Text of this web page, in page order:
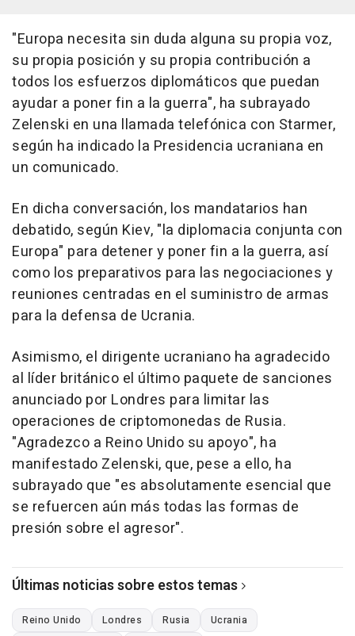
"Europa necesita sin duda alguna su propia voz,
su propia posición y su propia contribución a
todos los esfuerzos diplomáticos que puedan
ayudar a poner fin a la guerra", ha subrayado
Zelenski en una llamada telefónica con Starmer,
según ha indicado la Presidencia ucraniana en
un comunicado.
En dicha conversación, los mandatarios han
debatido, según Kiev, "la diplomacia conjunta con
Europa" para detener y poner fin a la guerra, así
como los preparativos para las negociaciones y
reuniones centradas en el suministro de armas
para la defensa de Ucrania.
Asimismo, el dirigente ucraniano ha agradecido
al líder británico el último paquete de sanciones
anunciado por Londres para limitar las
operaciones de criptomonedas de Rusia.
"Agradezco a Reino Unido su apoyo", ha
manifestado Zelenski, que, pese a ello, ha
subrayado que "es absolutamente esencial que
se refuercen aún más todas las formas de
presión sobre el agresor".
Últimas noticias sobre estos temas
Reino Unido Londres Rusia
Ucrania